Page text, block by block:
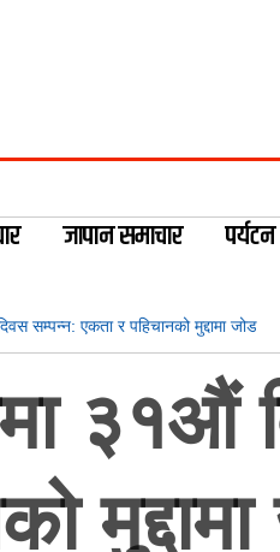
जापान समाचार पर्यटन
सम्पन्न: एकता र पहिचानको मुद्दामा जोड
३१औं